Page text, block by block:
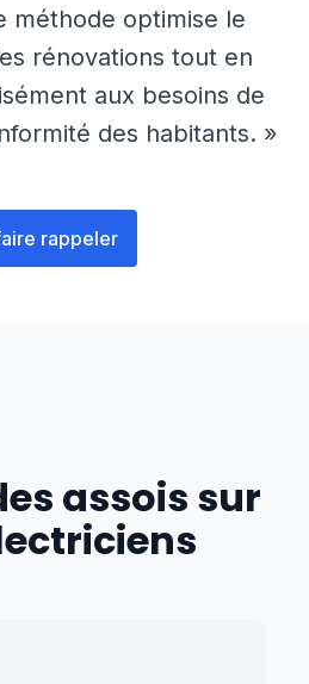
méthode optimise le
rénovations tout en
aux besoins de
des habitants. »
rappeler
assois sur